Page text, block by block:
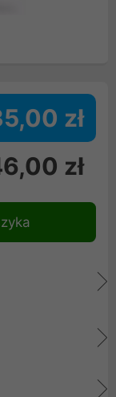
zł
zł